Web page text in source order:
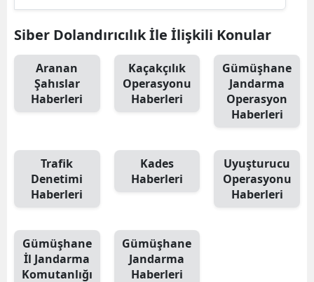
Kars
Kastamonu
Kırklareli
Kırşehir
Konya
Siber Dolandırıcılık İle İlişkili Konular
Aranan
Şahıslar
Haberleri
Kaçakçılık
Operasyonu
Haberleri
Gümüşhane
Jandarma
Operasyon
Haberleri
Trafik
Denetimi
Haberleri
Kades
Haberleri
Uyuşturucu
Operasyonu
Haberleri
Gümüşhane
İl Jandarma
Komutanlığı
Gümüşhane
Jandarma
Haberleri